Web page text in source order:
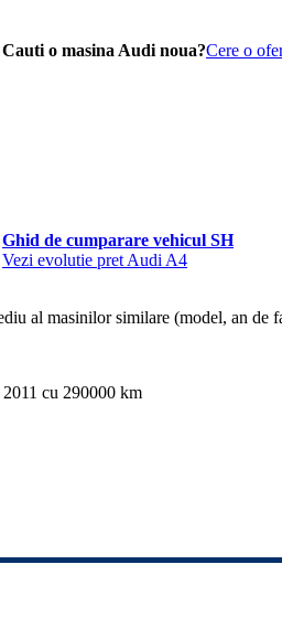
Cauti o masina Audi noua?Cere o
Ghid de cumparare vehicul SH
Vezi evolutie pret Audi A4
al masinilor similare (model, an de
cu 290000 km